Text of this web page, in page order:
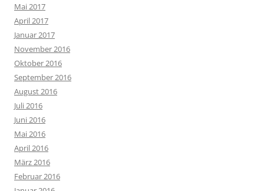
Mai 2017
April 2017
Januar 2017
November 2016
Oktober 2016
September 2016
August 2016
Juli 2016
Juni 2016
Mai 2016
April 2016
März 2016
Februar 2016